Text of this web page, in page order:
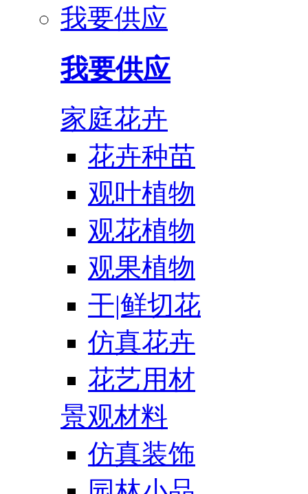
我要供应
我要供应
家庭花卉
花卉种苗
观叶植物
观花植物
观果植物
干|鲜切花
仿真花卉
花艺用材
景观材料
仿真装饰